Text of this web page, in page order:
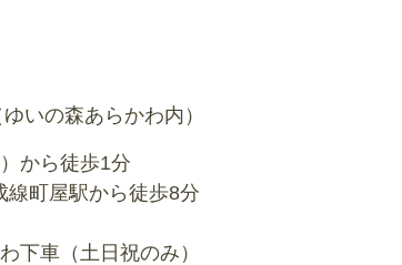
いの森あらかわ内）
から徒歩1分
町屋駅から徒歩8分
下車（土日祝のみ）